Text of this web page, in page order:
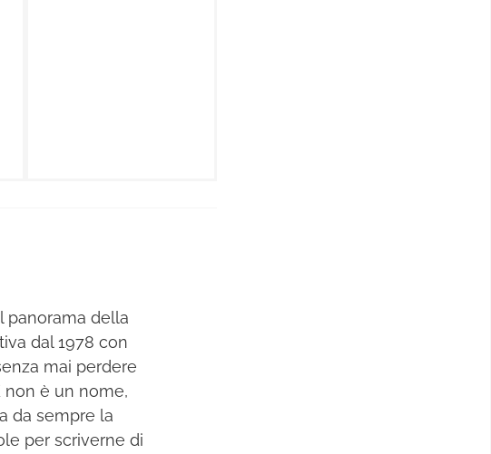
panorama della
dal 1978 con
mai perdere
non è un nome,
da sempre la
per scriverne di